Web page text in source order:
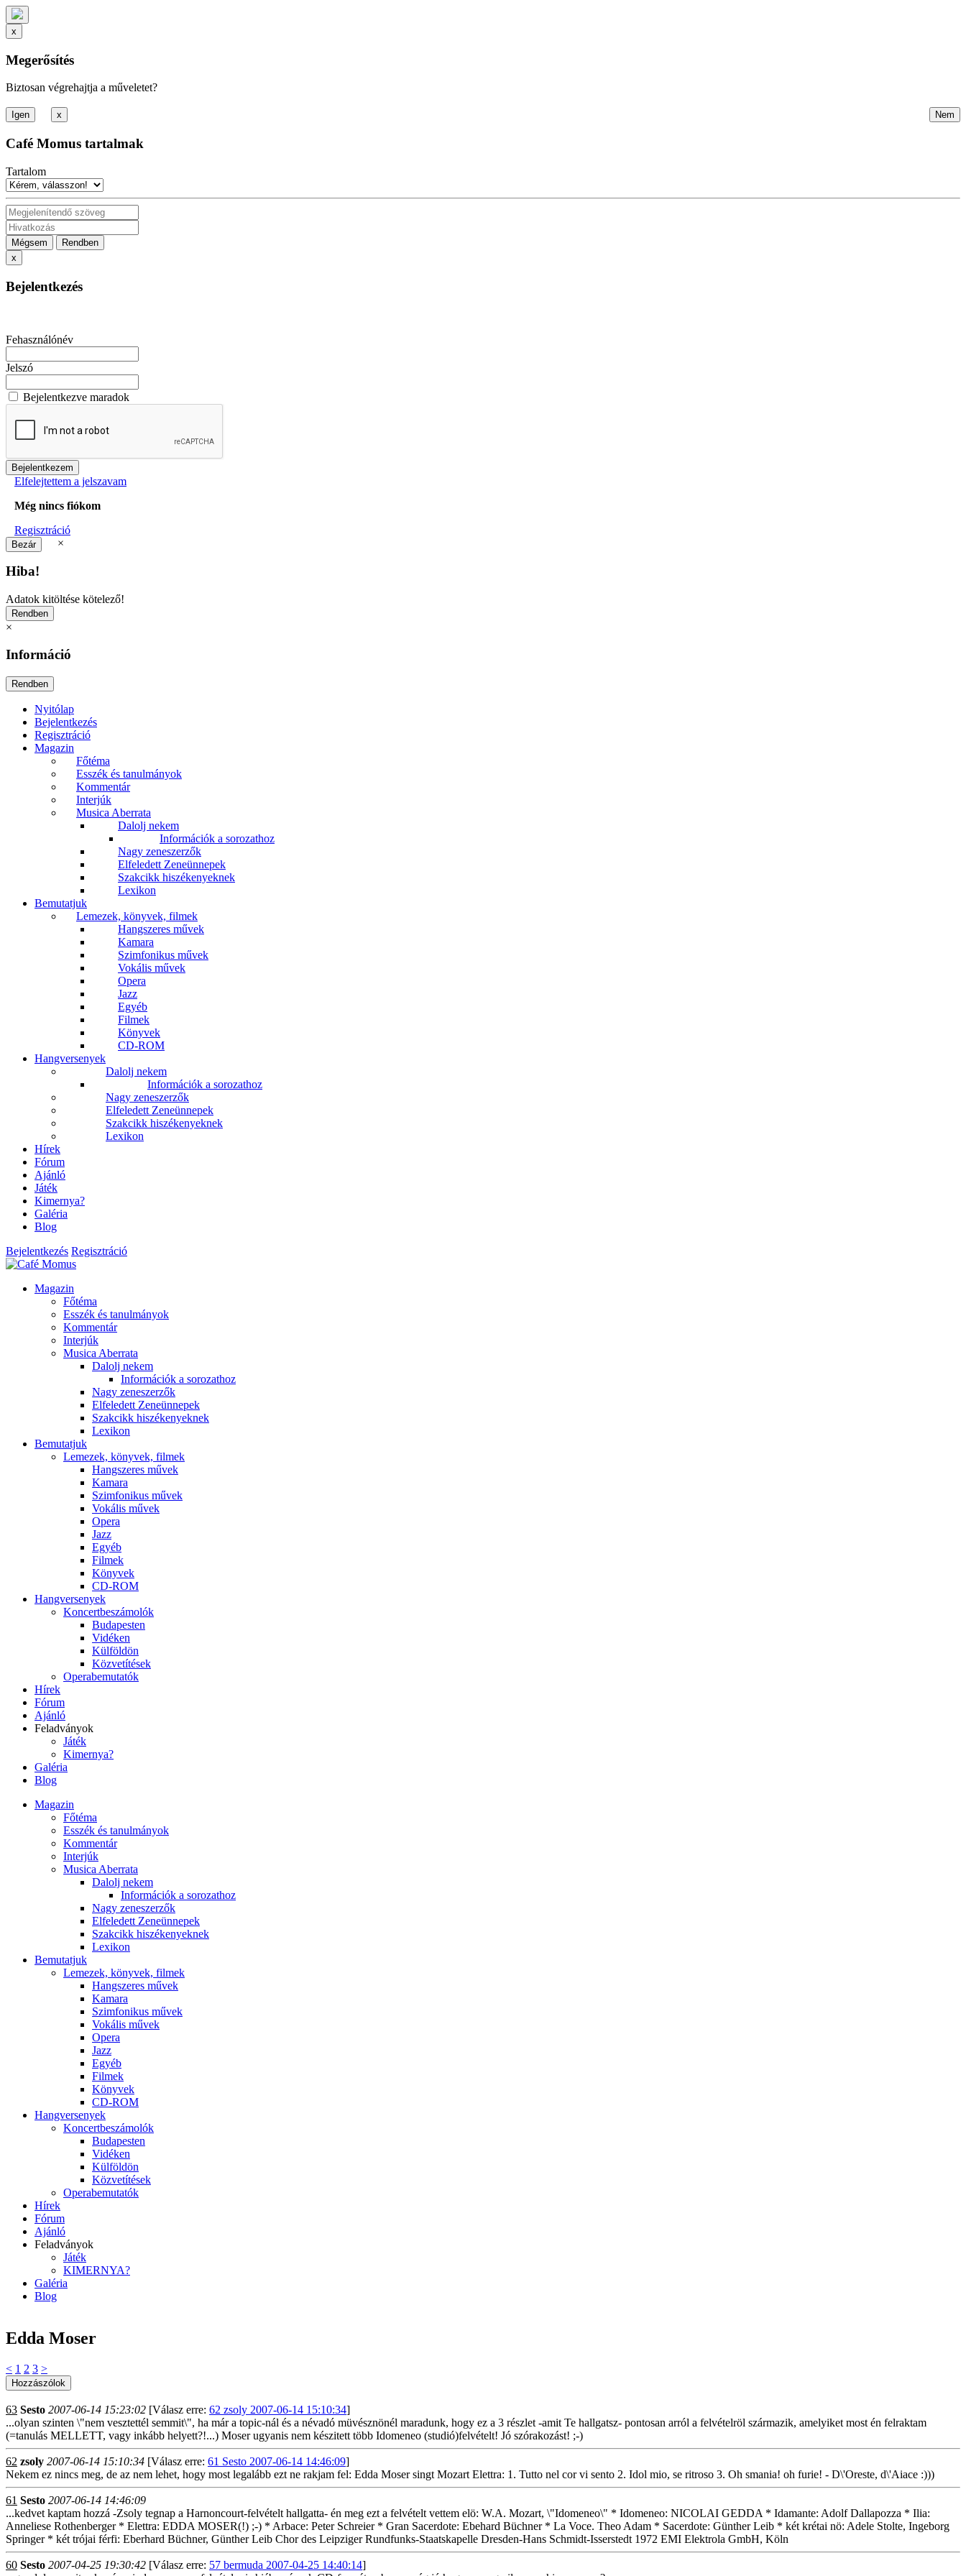
x
Megerősítés
Biztosan végrehajtja a műveletet?
x
Café Momus tartalmak
Tartalom
Mégsem
Rendben
x
Bejelentkezés
Fehasználónév
Jelszó
Bejelentkezve maradok
Elfelejtettem a jelszavam
Még nincs fiókom
Regisztráció
×
Hiba!
Adatok kitöltése kötelező!
×
Információ
Nyitólap
Bejelentkezés
Regisztráció
Magazin
Főtéma
Esszék és tanulmányok
Kommentár
Interjúk
Musica Aberrata
Dalolj nekem
Információk a sorozathoz
Nagy zeneszerzők
Elfeledett Zeneünnepek
Szakcikk hiszékenyeknek
Lexikon
Bemutatjuk
Lemezek, könyvek, filmek
Hangszeres művek
Kamara
Szimfonikus művek
Vokális művek
Opera
Jazz
Egyéb
Filmek
Könyvek
CD-ROM
Hangversenyek
Dalolj nekem
Információk a sorozathoz
Nagy zeneszerzők
Elfeledett Zeneünnepek
Szakcikk hiszékenyeknek
Lexikon
Hírek
Fórum
Ajánló
Játék
Kimernya?
Galéria
Blog
Bejelentkezés Regisztráció
Magazin
Főtéma
Esszék és tanulmányok
Kommentár
Interjúk
Musica Aberrata
Dalolj nekem
Információk a sorozathoz
Nagy zeneszerzők
Elfeledett Zeneünnepek
Szakcikk hiszékenyeknek
Lexikon
Bemutatjuk
Lemezek, könyvek, filmek
Hangszeres művek
Kamara
Szimfonikus művek
Vokális művek
Opera
Jazz
Egyéb
Filmek
Könyvek
CD-ROM
Hangversenyek
Koncertbeszámolók
Budapesten
Vidéken
Külföldön
Közvetítések
Operabemutatók
Hírek
Fórum
Ajánló
Feladványok
Játék
Kimernya?
Galéria
Blog
Magazin
Főtéma
Esszék és tanulmányok
Kommentár
Interjúk
Musica Aberrata
Dalolj nekem
Információk a sorozathoz
Nagy zeneszerzők
Elfeledett Zeneünnepek
Szakcikk hiszékenyeknek
Lexikon
Bemutatjuk
Lemezek, könyvek, filmek
Hangszeres művek
Kamara
Szimfonikus művek
Vokális művek
Opera
Jazz
Egyéb
Filmek
Könyvek
CD-ROM
Hangversenyek
Koncertbeszámolók
Budapesten
Vidéken
Külföldön
Közvetítések
Operabemutatók
Hírek
Fórum
Ajánló
Feladványok
Játék
KIMERNYA?
Galéria
Blog
Edda Moser
< 1 2 3 >
63 Sesto 2007-06-14 15:23:02 [Válasz erre: 62 zsoly 2007-06-14 15:10:34]
...olyan szinten \"nem vesztettél semmit\", ha már a topic-nál és a névadó müvésznönél maradunk, hogy ez a 3 részlet -amit Te hallgatsz- pontosan arról a felvételröl származik, amelyiket most én felraktam
(=tanulás MELLETT, vagy inkább helyett?!...) Moser ugyanis nem készitett több Idomeneo (studió)felvételt! Jó szórakozást! ;-)
62 zsoly 2007-06-14 15:10:34 [Válasz erre: 61 Sesto 2007-06-14 14:46:09]
Nekem ez nincs meg, de az nem lehet, hogy most legalább ezt ne rakjam fel: Edda Moser singt Mozart Elettra: 1. Tutto nel cor vi sento 2. Idol mio, se ritroso 3. Oh smania! oh furie! - D\'Oreste, d\'Aiace :)))
61 Sesto 2007-06-14 14:46:09
...kedvet kaptam hozzá -Zsoly tegnap a Harnoncourt-felvételt hallgatta- én meg ezt a felvételt vettem elö: W.A. Mozart, \"Idomeneo\" * Idomeneo: NICOLAI GEDDA * Idamante: Adolf Dallapozza * Ilia:
Anneliese Rothenberger * Elettra: EDDA MOSER(!) ;-) * Arbace: Peter Schreier * Gran Sacerdote: Ebehard Büchner * La Voce. Theo Adam * Sacerdote: Günther Leib * két krétai nö: Adele Stolte, Ingeborg
Springer * két trójai férfi: Eberhard Büchner, Günther Leib Chor des Leipziger Rundfunks-Staatskapelle Dresden-Hans Schmidt-Isserstedt 1972 EMI Elektrola GmbH, Köln
60 Sesto 2007-04-25 19:30:42 [Válasz erre: 57 bermuda 2007-04-25 14:40:14]